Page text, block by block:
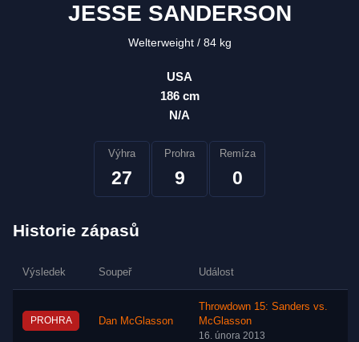
JESSE SANDERSON
Welterweight 84 kg
USA
186 cm
N/A
Výhra
27
Prohra
9
Remíza
0
Historie zápasů
Výsledek Soupeř Událost
PROHRA Dan McGlasson
Throwdown 15: Sanders vs.
McGlasson
16. února 2013